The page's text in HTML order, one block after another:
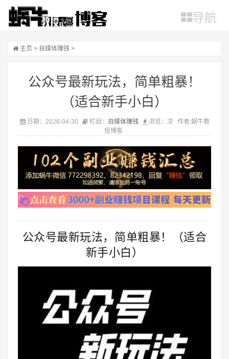
导航
主页 > 自媒体赚钱 >
公众号最新玩法，简单粗暴！
（适合新手小白）
日期：2026-04-30 栏目： 自媒体赚钱 浏览： 次
作者:蜗牛教
授博客
公众号最新玩法，简单粗暴！（适合
新手小白）